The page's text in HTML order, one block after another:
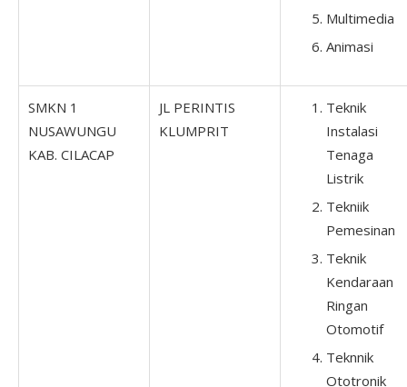
Multimedia
Animasi
SMKN 1
NUSAWUNGU
KAB. CILACAP
JL PERINTIS
KLUMPRIT
Teknik
Instalasi
Tenaga
Listrik
Tekniik
Pemesinan
Teknik
Kendaraan
Ringan
Otomotif
Teknnik
Ototronik